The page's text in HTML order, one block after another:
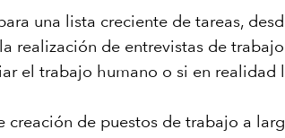
una lista creciente de tareas,
realización de entrevistas de
el trabajo humano o si en realidad
de puestos de trabajo a